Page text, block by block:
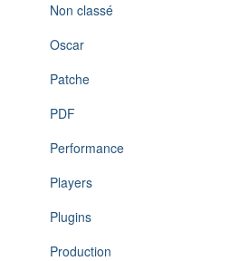
Non classé
Oscar
Patche
PDF
Performance
Players
Plugins
Production